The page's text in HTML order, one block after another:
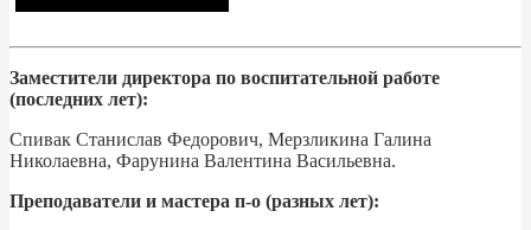
Заместители директора по воспитательной работе
(последних лет):
Спивак Станислав Федорович, Мерзликина Галина
Николаевна, Фарунина Валентина Васильевна.
Преподаватели и мастера п-о (разных лет):